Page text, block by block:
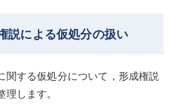
による仮処分の扱い
関する仮処分について，形成権説
します。